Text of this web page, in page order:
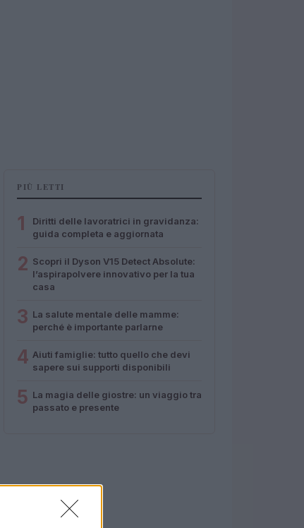
PIÙ LETTI
1
Diritti delle lavoratrici in gravidanza:
guida completa e aggiornata
2 Scopri il Dyson V15 Detect Absolute:
l’aspirapolvere innovativo per la tua
casa
3 La salute mentale delle mamme:
perché è importante parlarne
4 Aiuti famiglie: tutto quello che devi
sapere sui supporti disponibili
5 La magia delle giostre: un viaggio tra
passato e presente